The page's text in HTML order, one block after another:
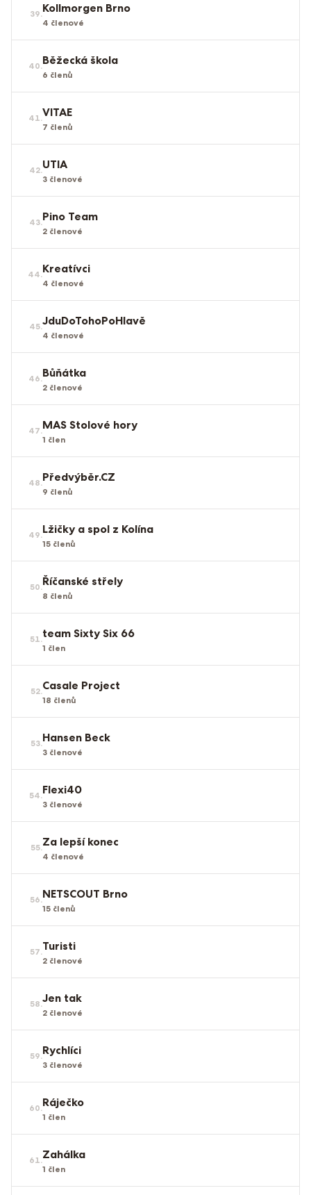
39.Kollmorgen Brno
4 členové
40.Běžecká škola
6 členů
41.VITAE
7 členů
42.UTIA
3 členové
43.Pino Team
2 členové
44.Kreatívci
4 členové
45.JduDoTohoPoHlavě
4 členové
46.Bůňátka
2 členové
47.MAS Stolové hory
1 člen
48.Předvýběr.CZ
9 členů
49.Lžičky a spol z Kolína
15 členů
50.Říčanské střely
8 členů
51.team Sixty Six 66
1 člen
52.Casale Project
18 členů
53.Hansen Beck
3 členové
54.Flexi40
3 členové
55.Za lepší konec
4 členové
56.NETSCOUT Brno
15 členů
57.Turisti
2 členové
58.Jen tak
2 členové
59.Rychlíci
3 členové
60.Ráječko
1 člen
61.Zahálka
1 člen